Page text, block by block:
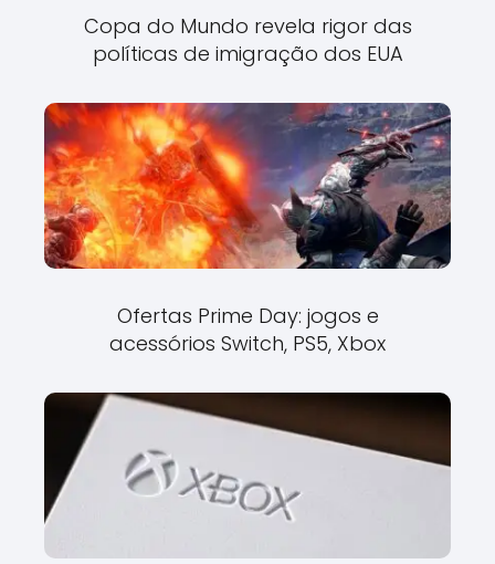
Copa do Mundo revela rigor das
políticas de imigração dos EUA
Ofertas Prime Day: jogos e
acessórios Switch, PS5, Xbox